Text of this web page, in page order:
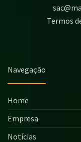
Termos
Navegação
Home
Empresa
Notícias